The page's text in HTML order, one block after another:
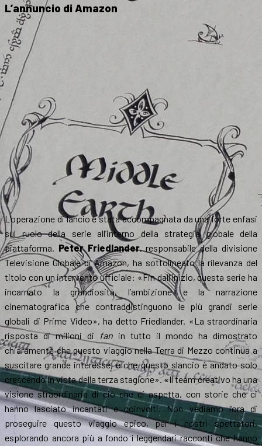
L’annuncio di Amazon
L’operazione di lancio è stata accompagnata da una forte enfasi
sul ruolo della serie all’interno della strategia globale della
piattaforma. Peter Friedlander, responsabile della divisione
Televisione Globale di Amazon, ha sottolineato la rilevanza del
titolo con un intervento ufficiale: «Fin dall’inizio, questa serie ha
incarnato la grandiosità, l’ambizione e la narrazione
cinematografica che contraddistinguono le più grandi serie
globali di Prime Video», ha detto Friedlander. «La straordinaria
risposta di milioni di
fan in tutto il mondo ha dimostrato
chiaramente che questo viaggio nella Terra di Mezzo continua a
suscitare grande interesse, e che questo slancio è andato solo
crescendo in vista della terza stagione». «Il team creativo ha una
visione straordinaria di ciò che ci aspetta, con storie che ci
hanno lasciato incantati e coinvolti. Non vediamo l’ora di
proseguire questo viaggio epico, per i nostri spettatori,
esplorando ancora più a fondo i leggendari racconti che hanno